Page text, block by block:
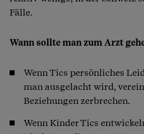
Fälle.
Wann sollte man zum Arzt
Wenn Tics persönliches
man ausgelacht wird,
Beziehungen zerbrechen.
Wenn Kinder Tics